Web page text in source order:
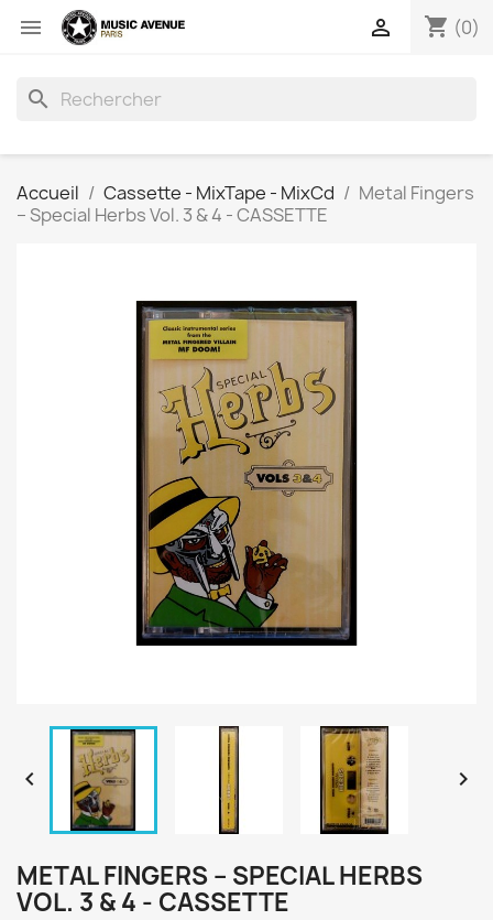
 shopping_cart (0)

search
Accueil Cassette - MixTape - MixCd
Metal Fingers
‎– Special Herbs Vol. 3 & 4 - CASSETTE
 
METAL FINGERS ‎– SPECIAL HERBS
VOL. 3 & 4 - CASSETTE